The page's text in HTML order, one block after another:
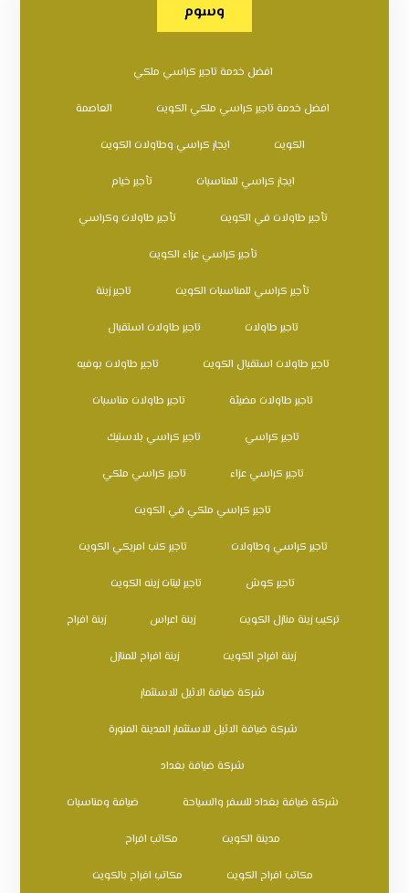
وسوم
افضل خدمة تاجير كراسي ملكي
افضل خدمة تاجير كراسي ملكي الكويت العاصمة
الكويت ايجار كراسي وطاولات الكويت
ايجار كراسي للمناسبات تأجير خيام
تأجير طاولات في الكويت تأجير طاولات وكراسي
تأجير كراسي عزاء الكويت
تأجير كراسي للمناسبات الكويت تاجير زينة
تاجير طاولات تاجير طاولات استقبال
تاجير طاولات استقبال الكويت تاجير طاولات بوفيه
تاجير طاولات مضيئة تاجير طاولات مناسبات
تاجير كراسي تاجير كراسي بلاستيك
تاجير كراسي عزاء تاجير كراسي ملكي
تاجير كراسي ملكي في الكويت
تاجير كراسي وطاولات تاجير كنب امريكي الكويت
تاجير كوش تاجير ليتات زينه الكويت
تركيب زينة منازل الكويت زينة اعراس زينة افراح
زينة افراح الكويت زينة افراح للمنازل
شركة ضيافة الاثيل للاستثمار
شركة ضيافة الاثيل للاستثمار المدينة المنورة
شركة ضيافة بغداد
شركة ضيافة بغداد للسفر والسياحة ضيافة ومناسبات
مدينة الكويت مكاتب افراح
مكاتب افراح الكويت مكاتب افراح بالكويت